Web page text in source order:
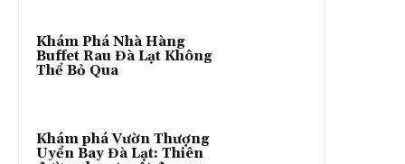
Khám Phá Nhà Hàng
Buffet Rau Đà Lạt Không
Thể Bỏ Qua
Khám phá Vườn Thượng
Uyển Bay Đà Lạt: Thiên